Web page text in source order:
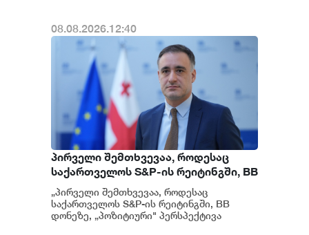
08.08.2026.12:40
პირველი შემთხვევაა, როდესაც
საქართველოს S&P-ის რეიტინგში, BB
დონეზე „პოზიტიური" პერსპექტივა
მიენიჭა - პერსპექტივის
გაუმჯობესება კიდევ ერთხელ
„პირველი შემთხვევაა, როდესაც
საქართველოს S&P-ის რეიტინგში, BB
დონეზე, „პოზიტიური" პერსპექტივა